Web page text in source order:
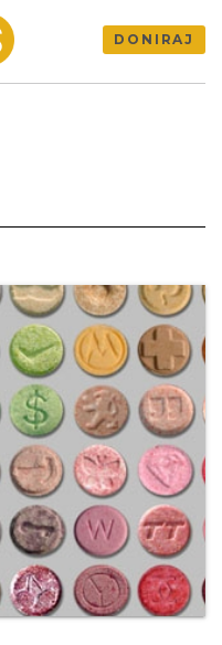
DONIRAJ